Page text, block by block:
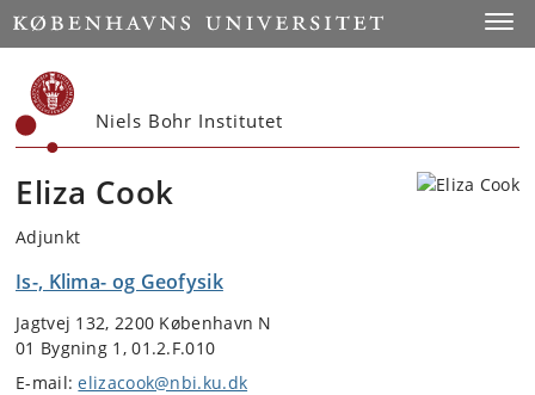
Start
Niels Bohr Institutet
Eliza Cook
Adjunkt
Is-, Klima- og Geofysik
Jagtvej 132, 2200 København N
01 Bygning 1, 01.2.F.010
E-mail:elizacook@nbi.ku.dk